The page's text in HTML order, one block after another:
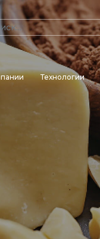
Технологии